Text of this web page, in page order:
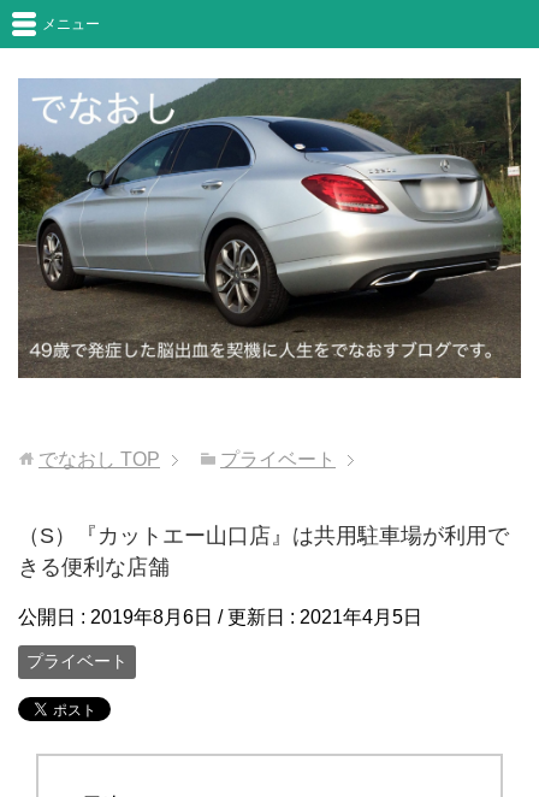
メニュー
でなおし TOP プライベート
（S）『カットエー山口店』は共用駐車場が利用で
きる便利な店舗
公開日 : 2019年8月6日 / 更新日 : 2021年4月5日
プライベート